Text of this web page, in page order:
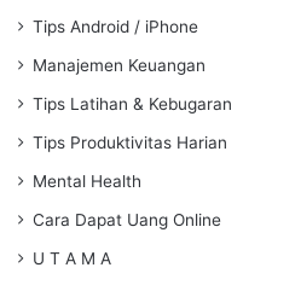
Tips Android / iPhone
Manajemen Keuangan
Tips Latihan & Kebugaran
Tips Produktivitas Harian
Mental Health
Cara Dapat Uang Online
U T A M A